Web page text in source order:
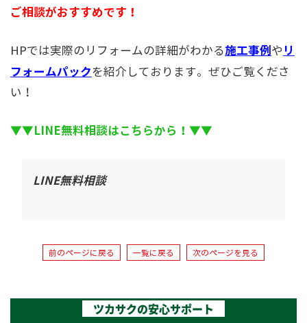
ご相談がおすすめです！
HPでは実際のリフォームの詳細がわかる施工事例やリ
フォームパックを紹介しております。ぜひご覧くださ
い！
▼▼LINE無料相談はこちらから！▼▼
LINE無料相談
前のページに戻る 一覧に戻る 次のページを見る
ツカサクの安心サポート